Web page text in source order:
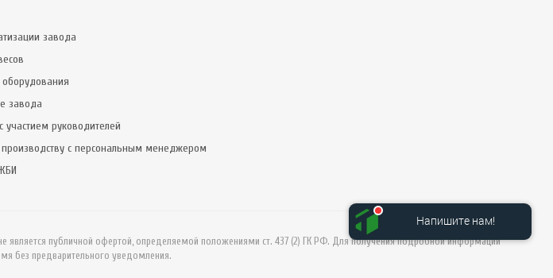
завода
завода
руководителей
производству с персональным менеджером
публичной офертой, определяемой положениями ст. 437 (2) ГК РФ. Для получения подробной информации
без предварительного уведомления.
Напишите нам!